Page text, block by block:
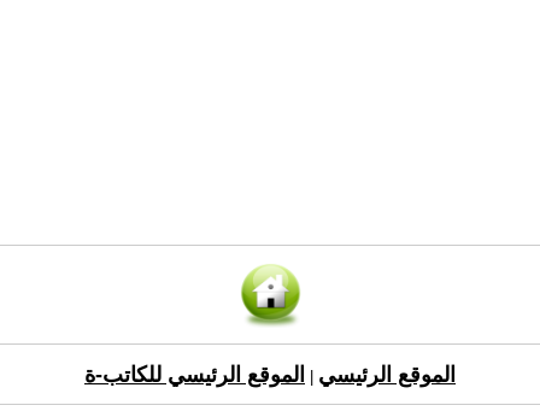
الموقع الرئيسي الموقع الرئيسي للكاتب-ة